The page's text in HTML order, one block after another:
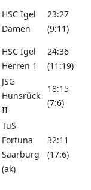
HSC Igel
Damen
23:27
(9:11)
HSC Igel
Herren 1
24:36
(11:19)
JSG
Hunsrück
II
18:15
(7:6)
TuS
Fortuna
Saarburg
(ak)
32:11
(17:6)